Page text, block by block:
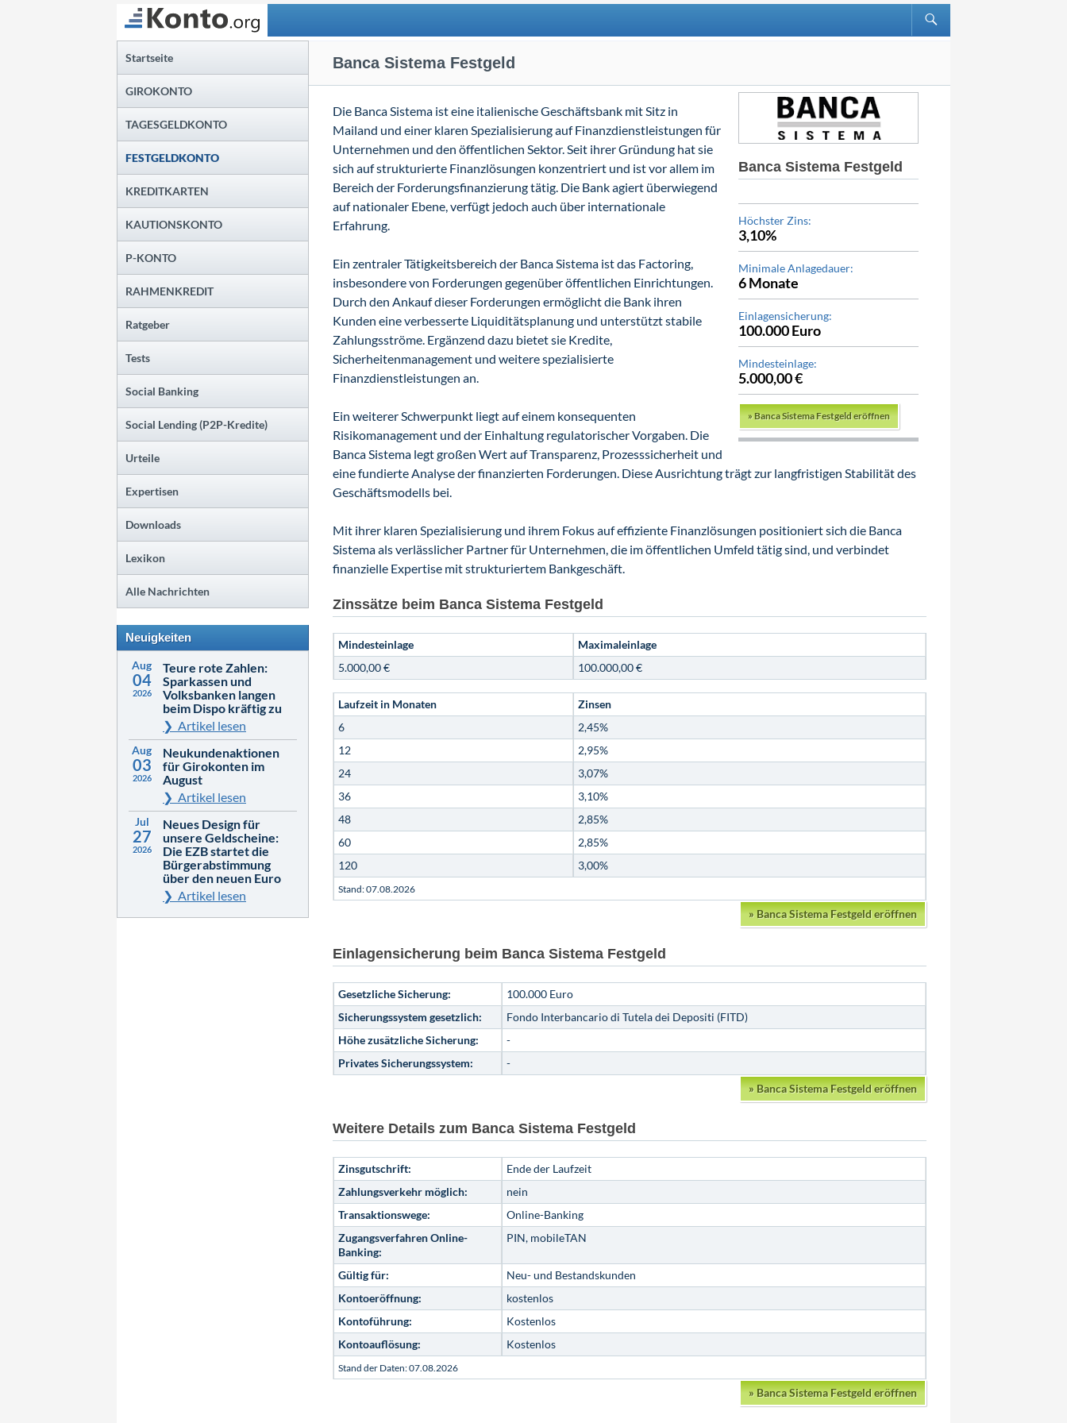
Suchen
Banca Sistema Festgeld
Höchster Zins:
3,10%
Minimale Anlagedauer:
6 Monate
Einlagensicherung:
100.000 Euro
Mindesteinlage:
5.000,00 €
»Banca Sistema Festgeld eröffnen
Banca Sistema Festgeld
Die Banca Sistema ist eine italienische Geschäftsbank mit Sitz in
Mailand und einer klaren Spezialisierung auf Finanzdienstleistungen für
Unternehmen und den öffentlichen Sektor. Seit ihrer Gründung hat sie
sich auf strukturierte Finanzlösungen konzentriert und ist vor allem im
Bereich der Forderungsfinanzierung tätig. Die Bank agiert überwiegend
auf nationaler Ebene, verfügt jedoch auch über internationale
Erfahrung.
Ein zentraler Tätigkeitsbereich der Banca Sistema ist das Factoring,
insbesondere von Forderungen gegenüber öffentlichen Einrichtungen.
Durch den Ankauf dieser Forderungen ermöglicht die Bank ihren
Kunden eine verbesserte Liquiditätsplanung und unterstützt stabile
Zahlungsströme. Ergänzend dazu bietet sie Kredite,
Sicherheitenmanagement und weitere spezialisierte
Finanzdienstleistungen an.
Ein weiterer Schwerpunkt liegt auf einem konsequenten
Risikomanagement und der Einhaltung regulatorischer Vorgaben. Die
Banca Sistema legt großen Wert auf Transparenz, Prozesssicherheit und
eine fundierte Analyse der finanzierten Forderungen. Diese Ausrichtung trägt zur langfristigen Stabilität des
Geschäftsmodells bei.
Mit ihrer klaren Spezialisierung und ihrem Fokus auf effiziente Finanzlösungen positioniert sich die Banca
Sistema als verlässlicher Partner für Unternehmen, die im öffentlichen Umfeld tätig sind, und verbindet
finanzielle Expertise mit strukturiertem Bankgeschäft.
Zinssätze beim Banca Sistema Festgeld
Mindesteinlage
Maximaleinlage
5.000,00 €
100.000,00 €
Laufzeit in Monaten
Zinsen
6
2,45%
12
2,95%
24
3,07%
36
3,10%
48
2,85%
60
2,85%
120
3,00%
Stand: 07.08.2026
»Banca Sistema Festgeld eröffnen
Einlagensicherung beim Banca Sistema Festgeld
Gesetzliche Sicherung:
100.000 Euro
Sicherungssystem gesetzlich:
Fondo Interbancario di Tutela dei Depositi (FITD)
Höhe zusätzliche Sicherung:
-
Privates Sicherungssystem:
-
»Banca Sistema Festgeld eröffnen
Weitere Details zum Banca Sistema Festgeld
Zinsgutschrift:
Ende der Laufzeit
Zahlungsverkehr möglich:
nein
Transaktionswege:
Online-Banking
Zugangsverfahren Online-
Banking:
PIN, mobileTAN
Gültig für:
Neu- und Bestandskunden
Kontoeröffnung:
kostenlos
Kontoführung:
Kostenlos
Kontoauflösung:
Kostenlos
Stand der Daten: 07.08.2026
»Banca Sistema Festgeld eröffnen
Startseite
GIROKONTO
TAGESGELDKONTO
FESTGELDKONTO
KREDITKARTEN
KAUTIONSKONTO
P-KONTO
RAHMENKREDIT
Ratgeber
Tests
Social Banking
Social Lending (P2P-Kredite)
Urteile
Expertisen
Downloads
Lexikon
Alle Nachrichten
Neuigkeiten
Teure rote Zahlen:
Sparkassen und
Volksbanken langen
beim Dispo kräftig zu
Artikel lesen
Aug
04
2026
Neukundenaktionen
für Girokonten im
August
Artikel lesen
Aug
03
2026
Neues Design für
unsere Geldscheine:
Die EZB startet die
Bürgerabstimmung
über den neuen Euro
Artikel lesen
Jul
27
2026